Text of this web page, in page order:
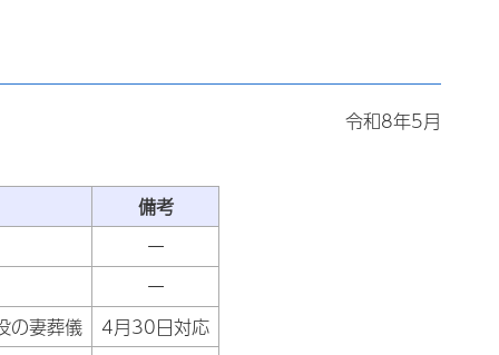
令和8年5月
備考
ー
ー
の妻葬儀
4月30日対応